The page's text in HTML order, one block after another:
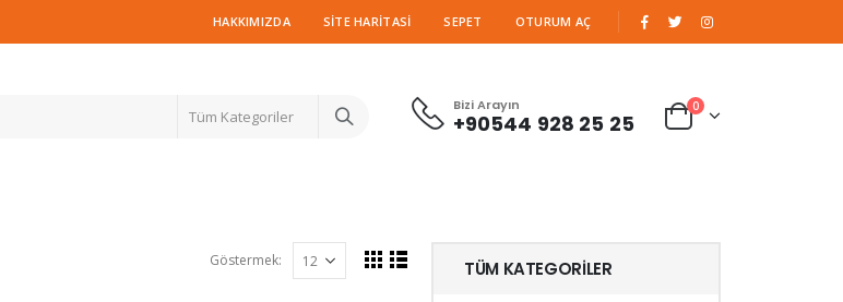
HAKKIMIZDA SITE HARITASI SEPET OTURUM AÇ
Tüm Kategoriler
Bizi Arayın
+90544 928 25 25
0
Göstermek: TÜM KATEGORILER